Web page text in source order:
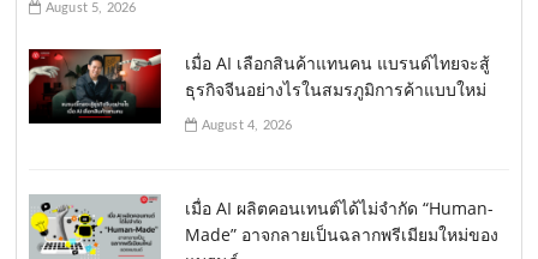
August 5, 2026
เมื่อ AI เลือกสินค้าแทนคน แบรนด์ไทยจะสู้
ธุรกิจจีนอย่างไรในสมรภูมิการค้าแบบใหม่
August 4, 2026
เมื่อ AI ผลิตคอนเทนต์ได้ไม่จำกัด “Human-
Made” อาจกลายเป็นฉลากพรีเมียมใหม่ของ